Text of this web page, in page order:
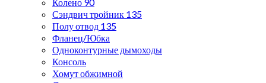
Сэндвич тройник 135
Полу отвод 135
Фланец/Юбка
Одноконтурные дымоходы
Консоль
Хомут обжимной